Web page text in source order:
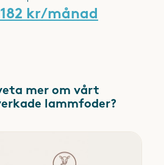
182 kr/månad
mer om vårt
lammfoder?